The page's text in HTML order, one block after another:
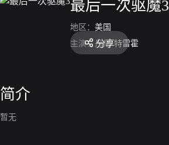
最后一次驱魔3
地区： 美国
主演： 丹尼·特雷霍
分享
简介
暂无